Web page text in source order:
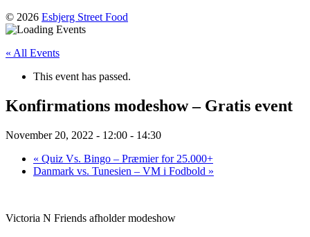
© 2026 Esbjerg Street Food
« All Events
This event has passed.
Konfirmations modeshow – Gratis event
November 20, 2022 - 12:00 - 14:30
« Quiz Vs. Bingo – Præmier for 25.000+
Danmark vs. Tunesien – VM i Fodbold »
Victoria N Friends afholder modeshow